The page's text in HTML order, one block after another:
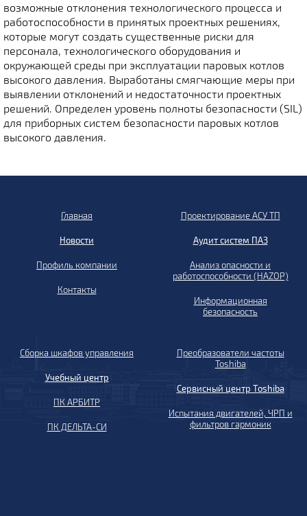
возможные отклонения технологического процесса и
работоспособности в принятых проектных решениях,
которые могут создать существенные риски для
персонала, технологического оборудования и
окружающей среды при эксплуатации паровых котлов
высокого давления. Выработаны смягчающие меры при
выявлении отклонений и недостаточности проектных
решений. Определен уровень полноты безопасности (SIL)
для приборных систем безопасности паровых котлов
высокого давления.
Главная
Новости
Профиль компании
Контакты
Проектирование АСУ ТП
Аудит систем ПАЗ
Анализ опасности и
работоспособности (HAZOP)
Информационная
безопасность
Сборка шкафов управления
Учебный центр
ПК АРБИТР
ПК ДЕЛЬТА-СИ
Преобразователи частоты
Toshiba
Сервисный центр Toshiba
Испытания двигателей, ЧРП и
фильтров гармоник